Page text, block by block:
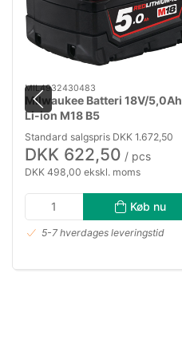
MIL4932430483
Milwaukee Batteri 18V/5,0Ah
Li-ion M18 B5
Standard salgspris DKK 1.672,50
DKK 622,50 / pcs
DKK 498,00 ekskl. moms
Køb nu
5-7 hverdages leveringstid